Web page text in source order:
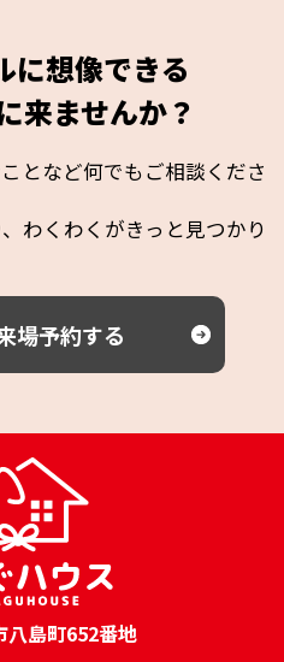
に想像できる
来ませんか？
となど何でもご相談くださ
わくわくがきっと見つかり
場予約する
八島町652番地